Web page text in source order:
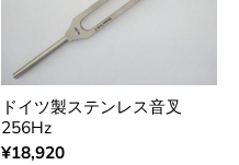
ドイツ製ステンレス音叉
256Hz
¥18,920